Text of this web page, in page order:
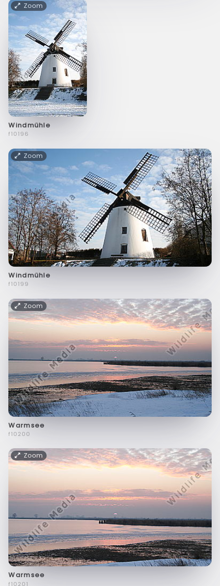
Zoom
Windmühle
f10196
Zoom
Windmühle
f10199
Zoom
Warmsee
f10200
Zoom
Warmsee
f10201